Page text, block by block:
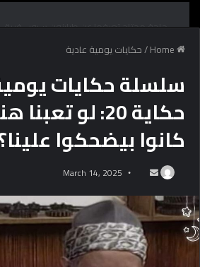
/حكايات يومية عادية
سلسلة حكايات
حكاية 20: لو
كانوا بيضحكوا
d
a
n
March 14, 2025